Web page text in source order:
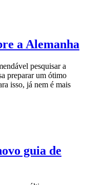
a Alemanha
pesquisar a
preparar um ótimo
isso, já nem é mais
guia de